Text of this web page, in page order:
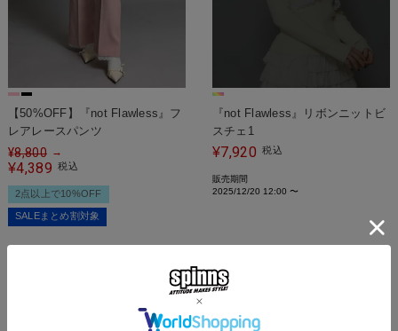
【50%OFF】『not Flawless』フ
レアレースパンツ
¥8,800 →
¥4,389 税込
2点以上で10%OFF
SALEまとめ割対象
『not Flawless』リボンニットビ
スチェ1
¥7,920 税込
販売期間
2025/12/20 12:00 〜